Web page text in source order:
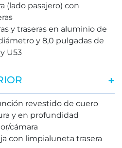
(lado pasajero) con
y traseras en aluminio de
y 8,0 pulgadas de
U53
revestido de cuero
y en profundidad
cámara
con limpialuneta trasera